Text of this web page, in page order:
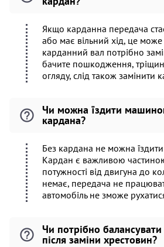
Якщо карданна передача
або має вільний хід, це
карданний вал потрібно
бачите пошкодження,
огляду, слід також замінити
Чи можна їздити
кардана?
Без кардана не можна
Кардан є важливою
потужності від двигуна до
немає, передача не
автомобіль не зможе
Чи потрібно
після заміни хрестовин?